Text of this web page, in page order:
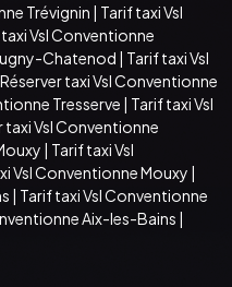
Trévignin | Tarif taxi Vsl
Vsl Conventionne
Chatenod | Tarif taxi Vsl
Réserver taxi Vsl Conventionne
Tresserve | Tarif taxi Vsl
taxi Vsl Conventionne
| Tarif taxi Vsl
Vsl Conventionne Mouxy |
| Tarif taxi Vsl Conventionne
Aix-les-Bains |